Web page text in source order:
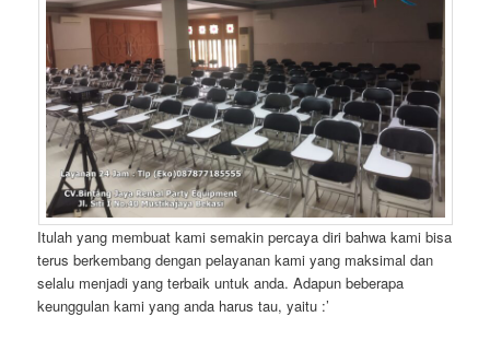
Itulah yang membuat kami semakin percaya diri bahwa kami bisa
terus berkembang dengan pelayanan kami yang maksimal dan
selalu menjadi yang terbaik untuk anda. Adapun beberapa
keunggulan kami yang anda harus tau, yaitu :’